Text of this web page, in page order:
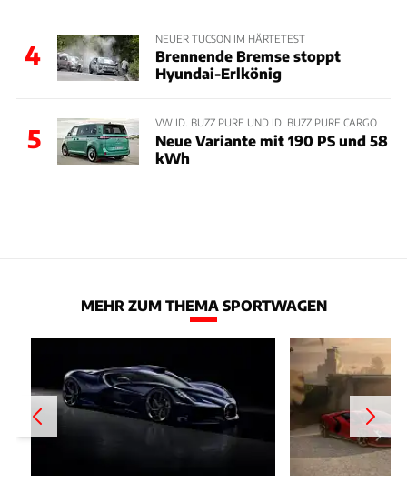
4
NEUER TUCSON IM HÄRTETEST
Brennende Bremse stoppt
Hyundai-Erlkönig
5
VW ID. BUZZ PURE UND ID. BUZZ PURE CARGO
Neue Variante mit 190 PS und 58
kWh
MEHR ZUM THEMA SPORTWAGEN